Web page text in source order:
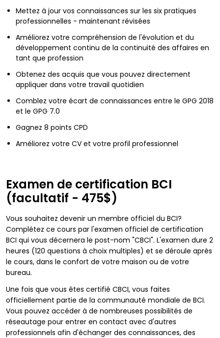
Mettez à jour vos connaissances sur les six pratiques
professionnelles - maintenant révisées
Améliorez votre compréhension de l'évolution et du
développement continu de la continuité des affaires en
tant que profession
Obtenez des acquis que vous pouvez directement
appliquer dans votre travail quotidien
Comblez votre écart de connaissances entre le GPG 2018
et le GPG 7.0
Gagnez 8 points CPD
Améliorez votre CV et votre profil professionnel
Examen de certification BCI
(facultatif - 475$)
Vous souhaitez devenir un membre officiel du BCI?
Complétez ce cours par l'examen officiel de certification
BCI qui vous décernera le post-nom "CBCI". L'examen dure 2
heures (120 questions à choix multiples) et se déroule après
le cours, dans le confort de votre maison ou de votre
bureau.
Une fois que vous êtes certifié CBCI, vous faites
officiellement partie de la communauté mondiale de BCI.
Vous pouvez accéder à de nombreuses possibilités de
réseautage pour entrer en contact avec d'autres
professionnels afin d'échanger des connaissances, des